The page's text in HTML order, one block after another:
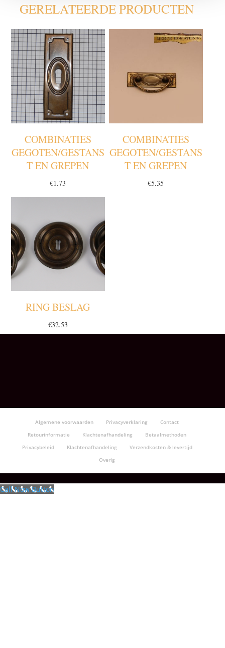
GERELATEERDE PRODUCTEN
COMBINATIES
GEGOTEN/GESTANS
T EN GREPEN
€1.73
COMBINATIES
GEGOTEN/GESTANS
T EN GREPEN
€5.35
RING BESLAG
€32.53
Algemene voorwaarden Privacyverklaring
Contact
Retourinformatie
Klachtenafhandeling
Betaalmethoden
Privacybeleid
Klachtenafhandeling
Verzendkosten & levertijd
Overig
Call Now Button